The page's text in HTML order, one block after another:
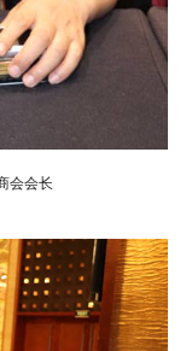
会会长